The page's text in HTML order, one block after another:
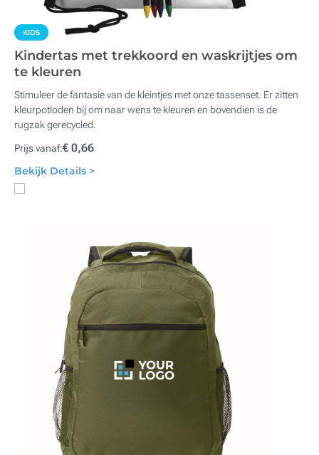
KIDS
Kindertas met trekkoord en waskrijtjes om
te kleuren
Stimuleer de fantasie van de kleintjes met onze tassenset. Er zitten
kleurpotloden bij om naar wens te kleuren en bovendien is de
rugzak gerecycled.
Prijs vanaf:€ 0,66
Bekijk Details >